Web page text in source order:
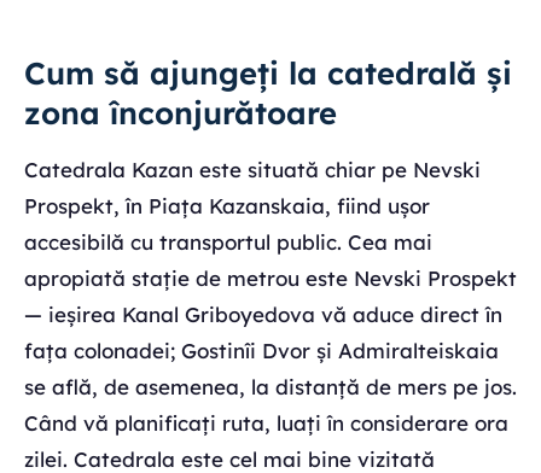
Cum să ajungeți la catedrală și
zona înconjurătoare
Catedrala Kazan este situată chiar pe Nevski
Prospekt, în Piața Kazanskaia, fiind ușor
accesibilă cu transportul public. Cea mai
apropiată stație de metrou este Nevski Prospekt
— ieșirea Kanal Griboyedova vă aduce direct în
fața colonadei; Gostinîi Dvor și Admiralteiskaia
se află, de asemenea, la distanță de mers pe jos.
Când vă planificați ruta, luați în considerare ora
zilei. Catedrala este cel mai bine vizitată